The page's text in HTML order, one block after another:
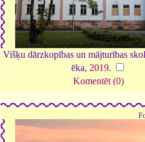
Višķu dārzkopības un mājturības
ēka, 2019.
Komentēt (0)